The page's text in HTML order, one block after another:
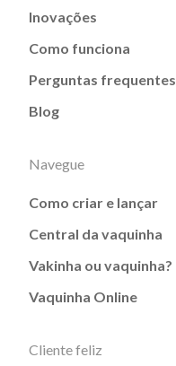
Inovações
Como funciona
Perguntas frequentes
Blog
Navegue
Como criar e lançar
Central da vaquinha
Vakinha ou vaquinha?
Vaquinha Online
Cliente feliz